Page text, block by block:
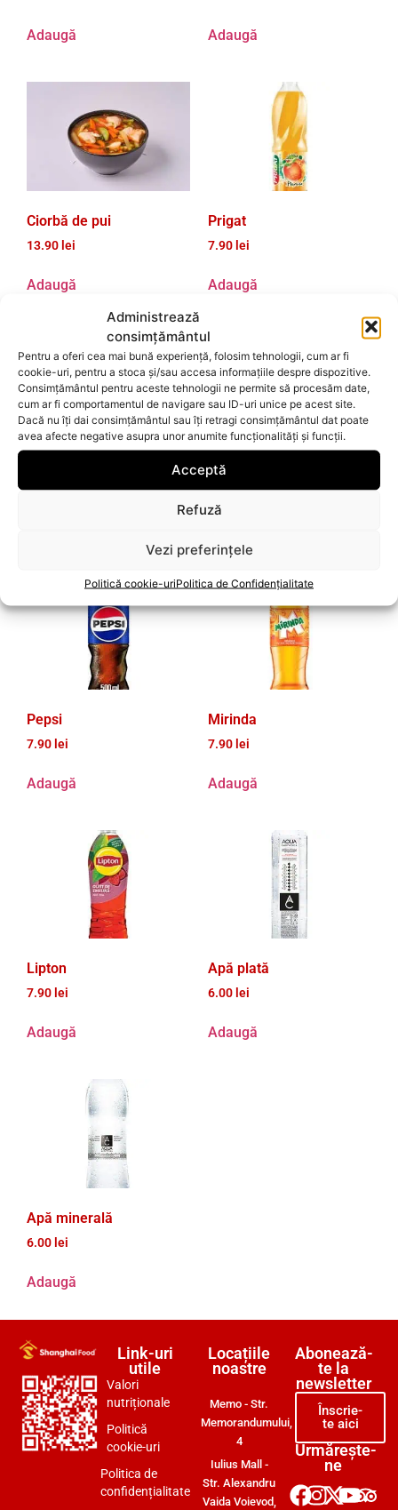
Administrează
consimțământul
Pentru a oferi cea mai bună experiență, folosim tehnologii, cum ar fi
cookie-uri, pentru a stoca și/sau accesa informațiile despre dispozitive.
Consimțământul pentru aceste tehnologii ne permite să procesăm date,
cum ar fi comportamentul de navigare sau ID-uri unice pe acest site.
Dacă nu îți dai consimțământul sau îți retragi consimțământul dat poate
avea afecte negative asupra unor anumite funcționalități și funcții.
Acceptă
Refuză
Vezi preferințele
Politică cookie-uriPolitica de Confidențialitate
Adaugă Adaugă
Ciorbă de pui
13.90 lei
Adaugă
Prigat
7.90 lei
Adaugă
7.90lei
Pepsi
5.90lei
Pepsi
7.90 lei
Adaugă
Mirinda
7.90 lei
Adaugă
Lipton
7.90 lei
Adaugă
Apă plată
6.00 lei
Adaugă
Apă minerală
6.00 lei
Adaugă
Link-uri
utile
Valori
nutriționale
Politică
cookie-uri
Politica de
confidențialitate
Locațiile
noastre
Memo - Str.
Memorandumului,
4
Iulius Mall -
Str. Alexandru
Vaida Voievod,
Abonează-
te la
newsletter
Înscrie-
te aici
Urmărește-
ne